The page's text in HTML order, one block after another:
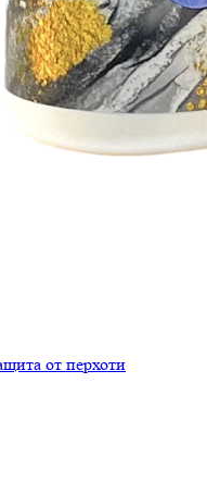
от перхоти